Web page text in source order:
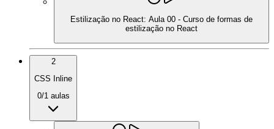
Estilização no React: Aula 00 - Curso de formas de
estilização no React
2
CSS Inline
0/1aulas